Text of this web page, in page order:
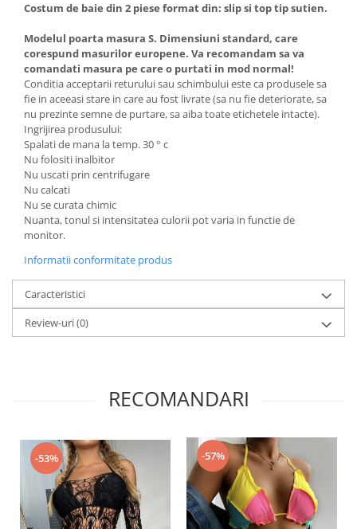
Costum de baie din 2 piese format din: slip si top tip sutien.
Modelul poarta masura S. Dimensiuni standard, care
corespund masurilor europene. Va recomandam sa va
comandati masura pe care o purtati in mod normal!
Conditia acceptarii returului sau schimbului este ca produsele sa
fie in aceeasi stare in care au fost livrate (sa nu fie deteriorate, sa
nu prezinte semne de purtare, sa aiba toate etichetele intacte).
Ingrijirea produsului:
Spalati de mana la temp. 30 ° c
Nu folositi inalbitor
Nu uscati prin centrifugare
Nu calcati
Nu se curata chimic
Nuanta, tonul si intensitatea culorii pot varia in functie de
monitor.
Informatii conformitate produs
Caracteristici
Review-uri(0)
RECOMANDARI
-53% -57%